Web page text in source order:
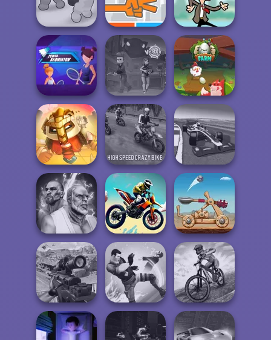
Mini Golf Saga Rally Point 3 Train Drift
Boxing Gang
Stars
Roshambo Mr Bean Jump
Power
Badminton
Vortex 9 Egg Farm
For Honor
Warriors io
High Speed Crazy
Bike
Grand Extreme
Racing
Fighter Legends
Duo
Bike Jump Clash of Stone